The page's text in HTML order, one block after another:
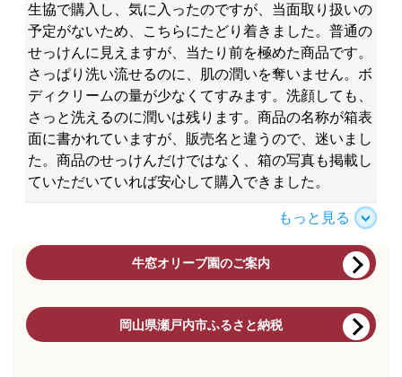
生協で購入し、気に入ったのですが、当面取り扱いの
予定がないため、こちらにたどり着きました。普通の
せっけんに見えますが、当たり前を極めた商品です。
さっぱり洗い流せるのに、肌の潤いを奪いません。ボ
ディクリームの量が少なくてすみます。洗顔しても、
さっと洗えるのに潤いは残ります。商品の名称が箱表
面に書かれていますが、販売名と違うので、迷いまし
た。商品のせっけんだけではなく、箱の写真も掲載し
ていただいていれば安心して購入できました。
もっと見る
牛窓オリーブ園のご案内
岡山県瀬戸内市ふるさと納税